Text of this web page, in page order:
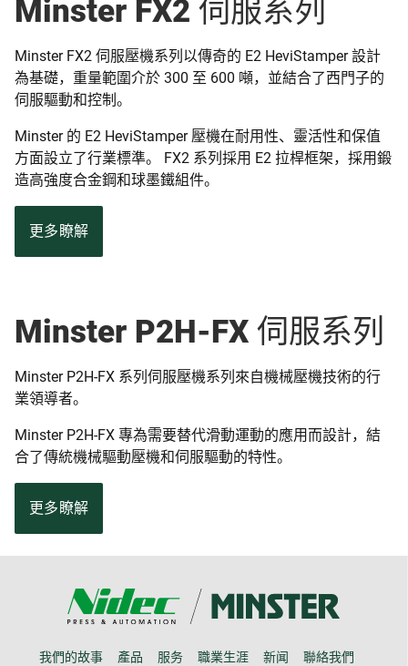
Minster FX2 伺服系列
Minster FX2 伺服壓機系列以傳奇的 E2 HeviStamper 設計
為基礎，重量範圍介於 300 至 600 噸，並結合了西門子的
伺服驅動和控制。
Minster 的 E2 HeviStamper 壓機在耐用性、靈活性和保值
方面設立了行業標準。 FX2 系列採用 E2 拉桿框架，採用鍛
造高強度合金鋼和球墨鐵組件。
更多瞭解
Minster P2H-FX 伺服系列
Minster P2H-FX 系列伺服壓機系列來自機械壓機技術的行
業領導者。
Minster P2H-FX 專為需要替代滑動運動的應用而設計，結
合了傳統機械驅動壓機和伺服驅動的特性。
更多瞭解
我們的故事 產品 服务 職業生涯 新闻 聯絡我們